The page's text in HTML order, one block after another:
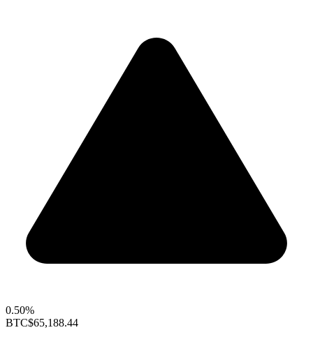
0.50%
BTC$65,188.44